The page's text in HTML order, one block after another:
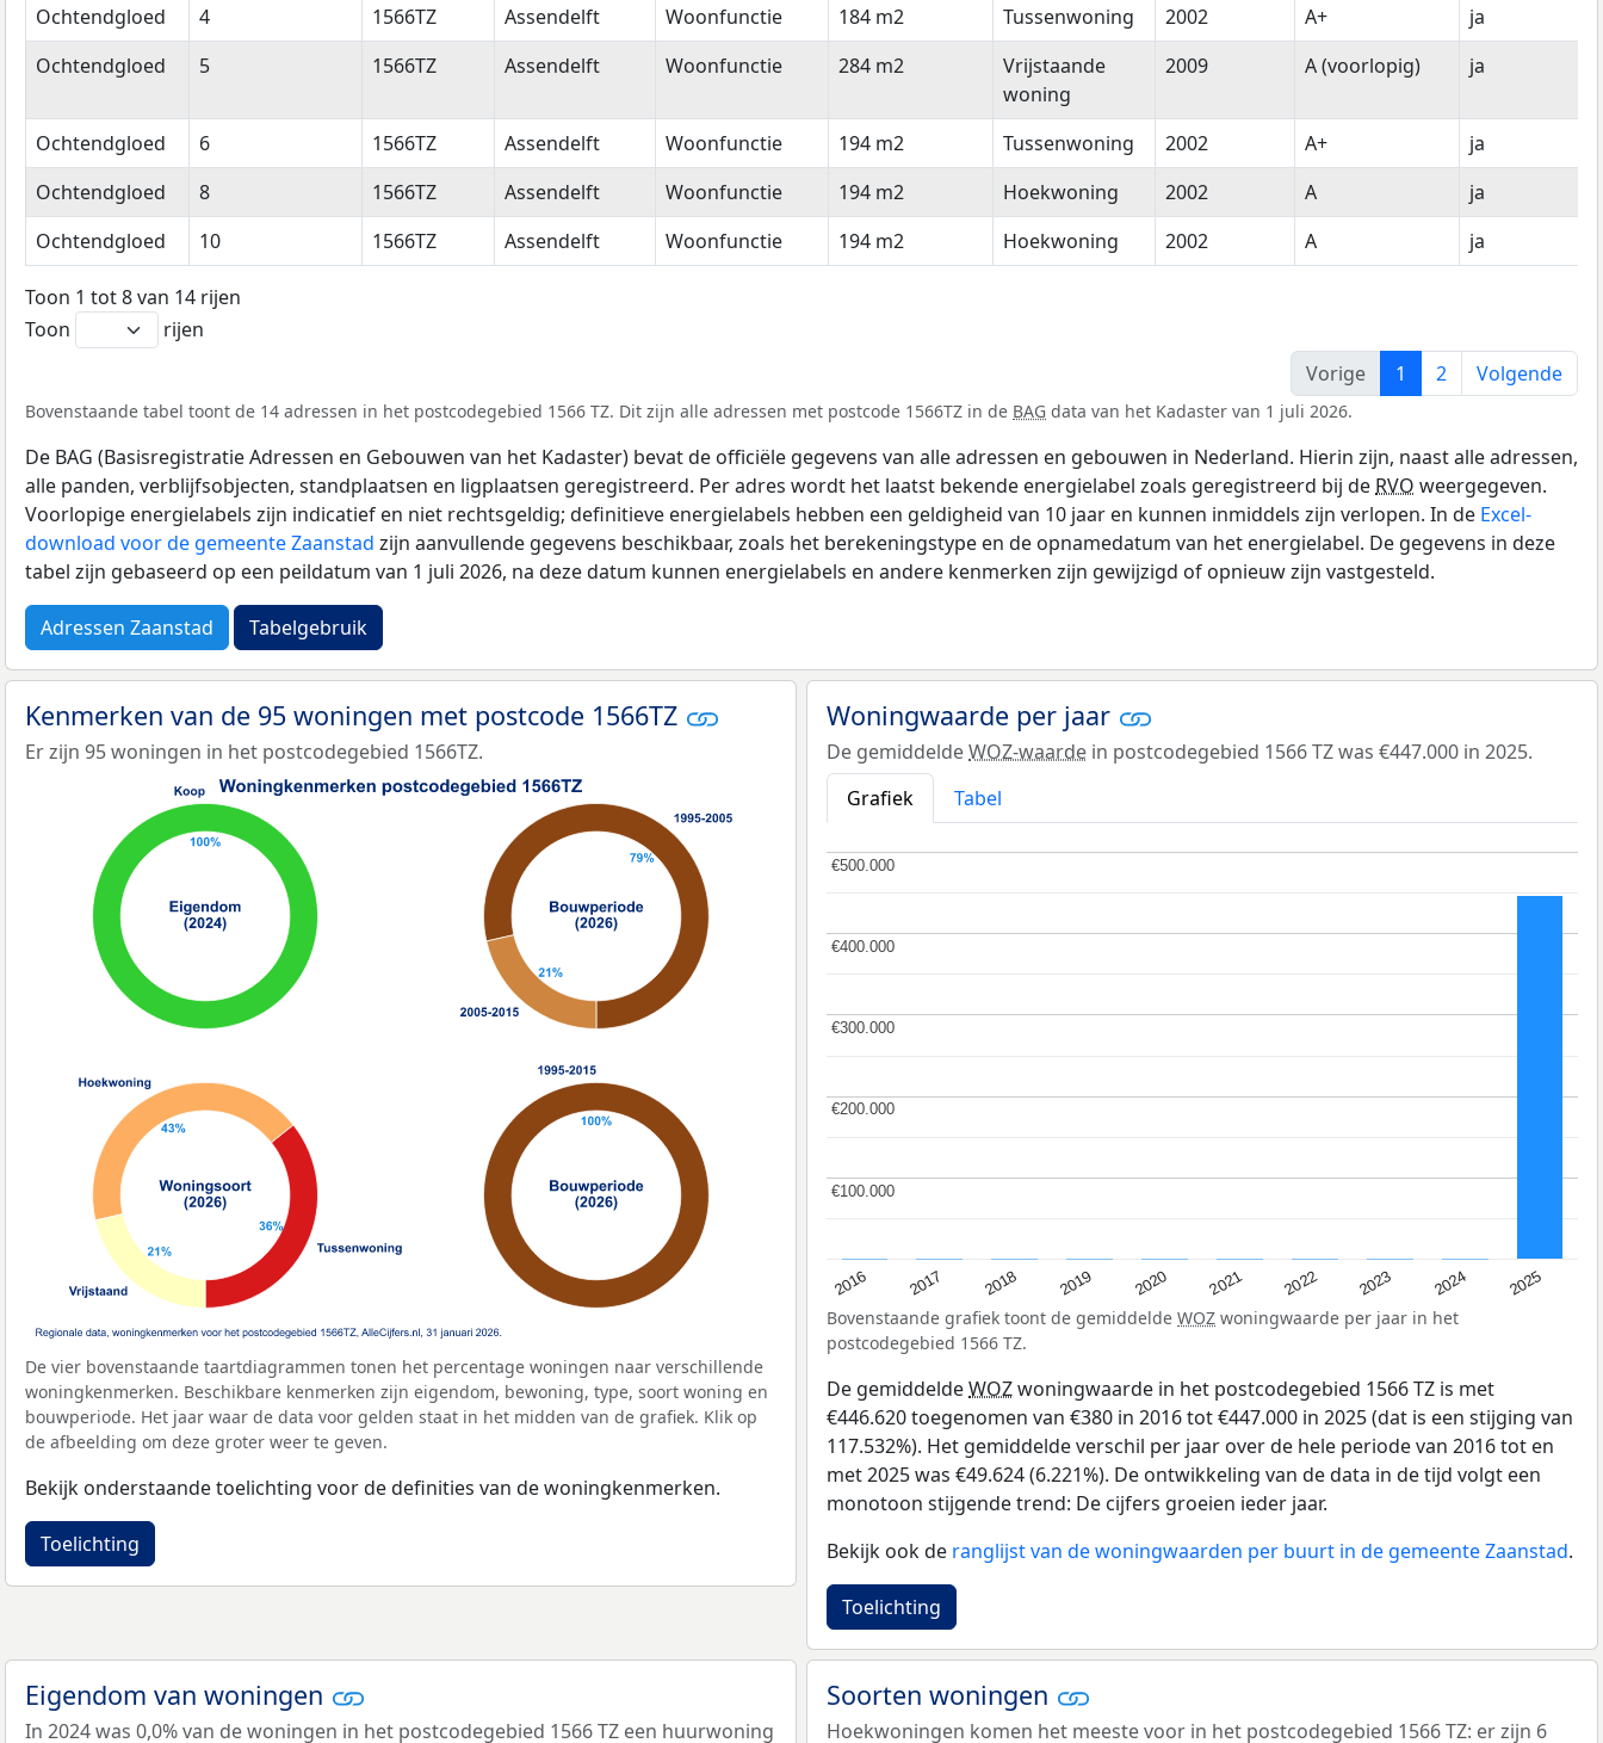
Ochtendgloed 4 1566TZ Assendelft Woonfunctie 184 m2 Tussenwoning 2002 A+
ja
Ochtendgloed
5 1566TZ Assendelft Woonfunctie 284 m2
Vrijstaande
woning
2009 A (voorlopig) ja
Ochtendgloed 6 1566TZ Assendelft Woonfunctie 194 m2 Tussenwoning 2002 A+
ja
Ochtendgloed
8 1566TZ Assendelft Woonfunctie 194 m2 Hoekwoning 2002 A
ja
Ochtendgloed
10 1566TZ Assendelft Woonfunctie 194 m2 Hoekwoning 2002 A ja
Toon 1 tot 8 van 14 rijen
Toon
rijen
Vorige
1 2 Volgende
Bovenstaande tabel toont de 14 adressen in het postcodegebied 1566 TZ. Dit zijn alle adressen met postcode 1566TZ in de BAG data van het Kadaster van 1 juli 2026.
De BAG (Basisregistratie Adressen en Gebouwen van het Kadaster) bevat de officiële gegevens van alle adressen en gebouwen in Nederland. Hierin zijn, naast alle adressen,
alle panden, verblijfsobjecten, standplaatsen en ligplaatsen geregistreerd. Per adres wordt het laatst bekende energielabel zoals geregistreerd bij de RVO weergegeven.
Voorlopige energielabels zijn indicatief en niet rechtsgeldig; definitieve energielabels hebben een geldigheid van 10 jaar en kunnen inmiddels zijn verlopen. In de Excel-
download voor de gemeente Zaanstad zijn aanvullende gegevens beschikbaar, zoals het berekeningstype en de opnamedatum van het energielabel. De gegevens in deze
tabel zijn gebaseerd op een peildatum van 1 juli 2026, na deze datum kunnen energielabels en andere kenmerken zijn gewijzigd of opnieuw zijn vastgesteld.
Adressen Zaanstad Tabelgebruik
Kenmerken van de 95 woningen met postcode 1566TZ
Er zijn 95 woningen in het postcodegebied 1566TZ.
De vier bovenstaande taartdiagrammen tonen het percentage woningen naar verschillende
woningkenmerken. Beschikbare kenmerken zijn eigendom, bewoning, type, soort woning en
bouwperiode. Het jaar waar de data voor gelden staat in het midden van de grafiek. Klik op
de afbeelding om deze groter weer te geven.
Bekijk onderstaande toelichting voor de definities van de woningkenmerken.
Toelichting
Woningwaarde per jaar
De gemiddeldeWOZ-waarde in postcodegebied 1566 TZ was €447.000 in 2025.
Grafiek
Tabel
2016 2017 2018 2019 2020 2021 2022 2023 2024 2025
€100.000
€100.000
€200.000
€200.000
€300.000
€300.000
€400.000
€400.000
€500.000
€500.000
Bovenstaande grafiek toont de gemiddelde WOZ woningwaarde per jaar in het
postcodegebied 1566 TZ.
De gemiddeldeWOZwoningwaarde in het postcodegebied 1566 TZ is met
€446.620 toegenomen van €380 in 2016 tot €447.000 in 2025 (dat is een stijging van
117.532%). Het gemiddelde verschil per jaar over de hele periode van 2016 tot en
met 2025 was €49.624 (6.221%). De ontwikkeling van de data in de tijd volgt een
monotoon stijgende trend: De cijfers groeien ieder jaar.
Bekijk ook de ranglijst van de woningwaarden per buurt in de gemeente Zaanstad.
Toelichting
Eigendom van woningen
In 2024 was 0,0% van de woningen in het postcodegebied 1566 TZ een huurwoning
Soorten woningen
Hoekwoningen komen het meeste voor in het postcodegebied 1566 TZ: er zijn 6